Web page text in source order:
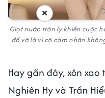
Giọt nước tràn ly khiến cuộc
đổ vỡ là vì cô cảm nhận
Hay gần đây, xôn
Nghiên Hy và Trần
×